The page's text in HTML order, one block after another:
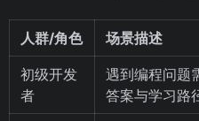
人群/角色 场景描述
初级开发
者
遇到编程问题
答案与学习路